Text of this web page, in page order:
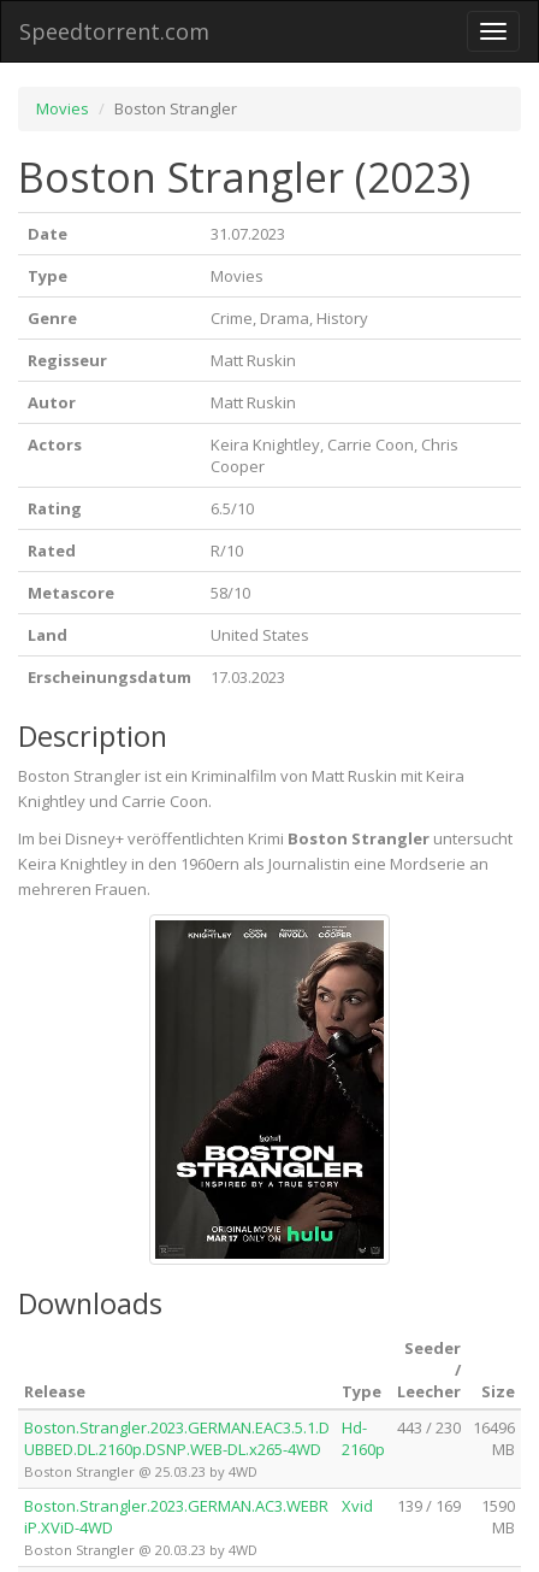
Toggle
Speedtorrent.com
Movies Boston Strangler
Boston Strangler (2023)
Date
31.07.2023
Type
Movies
Genre
Crime, Drama, History
Regisseur
Matt Ruskin
Autor
Matt Ruskin
Actors
Keira Knightley, Carrie Coon, Chris
Cooper
Rating
6.5/10
Rated
R/10
Metascore
58/10
Land
United States
Erscheinungsdatum
17.03.2023
Description
Boston Strangler ist ein Kriminalfilm von Matt Ruskin mit Keira
Knightley und Carrie Coon.
Im bei Disney+ veröffentlichten Krimi Boston Strangler untersucht
Keira Knightley in den 1960ern als Journalistin eine Mordserie an
mehreren Frauen.
Downloads
Release Type
Seeder
/
Leecher
Size
Boston.Strangler.2023.GERMAN.EAC3.5.1.D
UBBED.DL.2160p.DSNP.WEB-DL.x265-4WD
Boston Strangler @ 25.03.23 by 4WD
Hd-
2160p
443 / 230
16496
MB
Boston.Strangler.2023.GERMAN.AC3.WEBR
iP.XViD-4WD
Boston Strangler @ 20.03.23 by 4WD
Xvid 139 / 169
1590
MB